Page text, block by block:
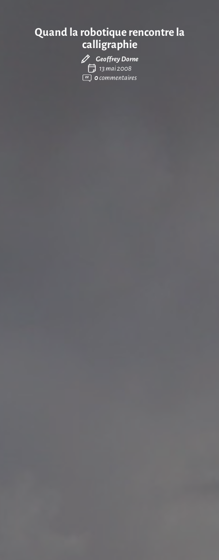
Quand la robotique rencontre la
calligraphie
Geoffrey Dorne
13 mai 2008
0commentaires